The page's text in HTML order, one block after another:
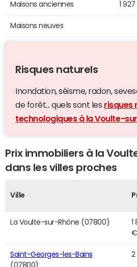
Maisons anciennes 1
Maisons neuves
Risques naturels
Inondation, séisme, radon,
de forêt... quels sont les risques
technologiques à la Voulte-
Prix immobiliers à la
dans les villes proches
Ville
La Voulte-sur-Rhône (07800)
1
Saint-Georges-les-Bains
(07800)